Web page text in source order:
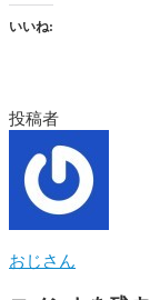
いいね:
投稿者
おじさん